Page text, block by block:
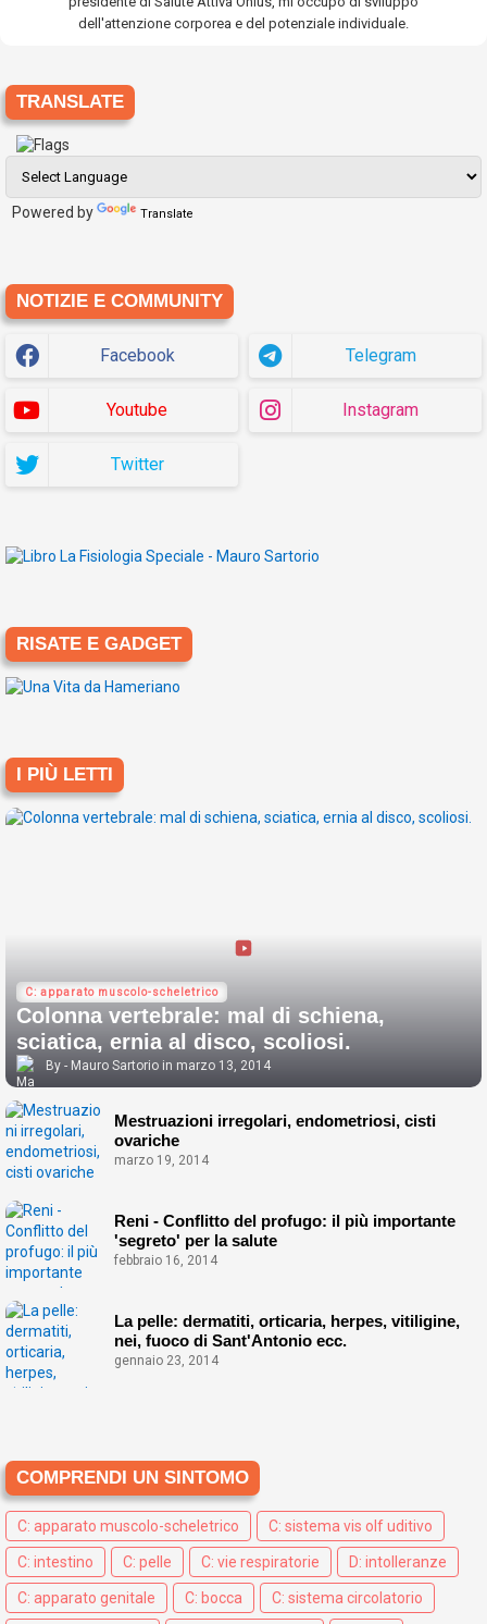
dell'attenzione corporea e del potenziale individuale.
TRANSLATE
Powered by Translate
NOTIZIE E COMMUNITY
Facebook Telegram
Youtube Instagram
Twitter
RISATE E GADGET
I PIÙ LETTI
C: apparato muscolo-scheletrico
Colonna vertebrale: mal di schiena,
sciatica, ernia al disco, scoliosi.
Mauro Sartorio marzo 13, 2014
Mestruazioni irregolari, endometriosi, cisti
ovariche
marzo 19, 2014
Reni - Conflitto del profugo: il più importante
'segreto' per la salute
febbraio 16, 2014
La pelle: dermatiti, orticaria, herpes, vitiligine,
nei, fuoco di Sant'Antonio ecc.
gennaio 23, 2014
COMPRENDI UN SINTOMO
C: apparato muscolo-scheletrico C: sistema vis olf uditivo
C: intestino C: pelle C: vie respiratorie D: intolleranze
C: apparato genitale C: bocca C: sistema circolatorio